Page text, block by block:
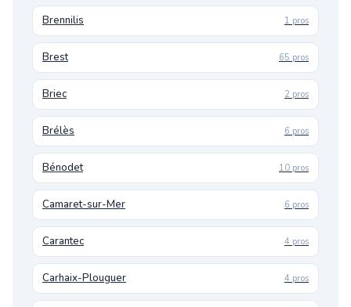
Brennilis 1 pros
Brest 65 pros
Briec 2 pros
Brélès 6 pros
Bénodet 10 pros
Camaret-sur-Mer 6 pros
Carantec 4 pros
Carhaix-Plouguer 4 pros